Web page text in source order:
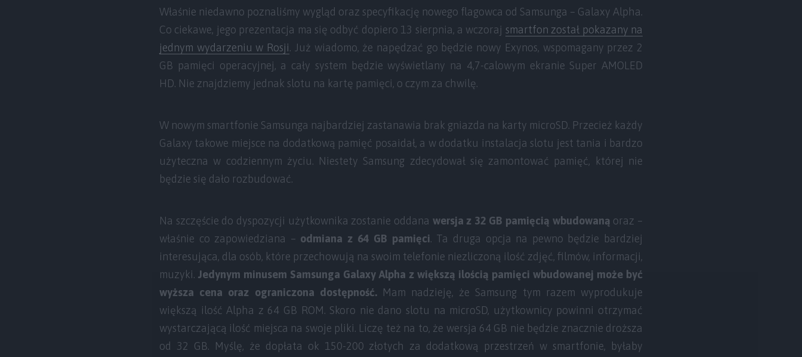
Właśnie niedawno poznaliśmy wygląd oraz specyfikację nowego flagowca od Samsunga – Galaxy Alpha.
Co ciekawe, jego prezentacja ma się odbyć dopiero 13 sierpnia, a wczoraj smartfon został pokazany na
jednym wydarzeniu w Rosji. Już wiadomo, że napędzać go będzie nowy Exynos, wspomagany przez 2
GB pamięci operacyjnej, a cały system będzie wyświetlany na 4,7-calowym ekranie Super AMOLED
HD. Nie znajdziemy jednak slotu na kartę pamięci, o czym za chwilę.
W nowym smartfonie Samsunga najbardziej zastanawia brak gniazda na karty microSD. Przecież każdy
Galaxy takowe miejsce na dodatkową pamięć posaidał, a w dodatku instalacja slotu jest tania i bardzo
użyteczna w codziennym życiu. Niestety Samsung zdecydował się zamontować pamięć, której nie
będzie się dało rozbudować.
Na szczęście do dyspozycji użytkownika zostanie oddana wersja z 32 GB pamięcią wbudowaną oraz –
właśnie co zapowiedziana – odmiana z 64 GB pamięci. Ta druga opcja na pewno będzie bardziej
interesująca, dla osób, które przechowują na swoim telefonie niezliczoną ilość zdjęć, filmów, informacji,
muzyki. Jedynym minusem Samsunga Galaxy Alpha z większą ilością pamięci wbudowanej może być
wyższa cena oraz ograniczona dostępność.Mam nadzieję, że Samsung tym razem wyprodukuje
większą ilość Alpha z 64 GB ROM. Skoro nie dano slotu na microSD, użytkownicy powinni otrzymać
wystarczającą ilość miejsca na swoje pliki. Liczę też na to, że wersja 64 GB nie będzie znacznie droższa
od 32 GB. Myślę, że dopłata ok 150-200 złotych za dodatkową przestrzeń w smartfonie, byłaby